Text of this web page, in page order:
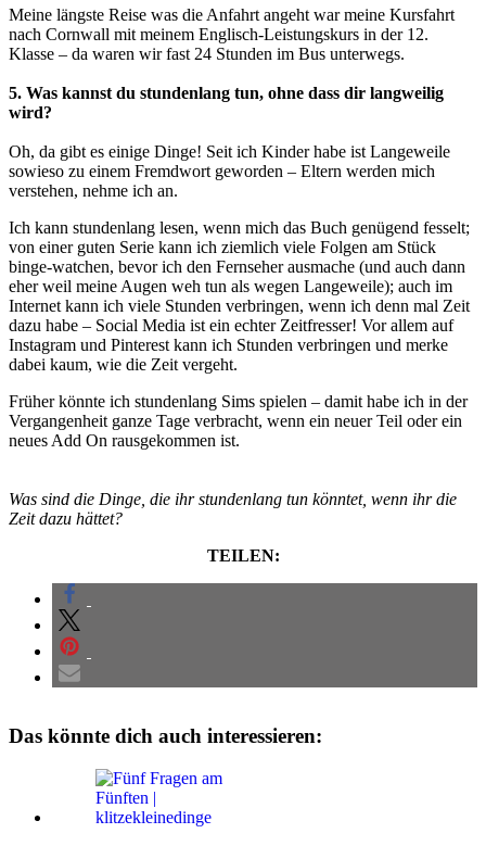
Meine längste Reise was die Anfahrt angeht war meine Kursfahrt
nach Cornwall mit meinem Englisch-Leistungskurs in der 12.
Klasse – da waren wir fast 24 Stunden im Bus unterwegs.
5. Was kannst du stundenlang tun, ohne dass dir langweilig
wird?
Oh, da gibt es einige Dinge! Seit ich Kinder habe ist Langeweile
sowieso zu einem Fremdwort geworden – Eltern werden mich
verstehen, nehme ich an.
Ich kann stundenlang lesen, wenn mich das Buch genügend fesselt;
von einer guten Serie kann ich ziemlich viele Folgen am Stück
binge-watchen, bevor ich den Fernseher ausmache (und auch dann
eher weil meine Augen weh tun als wegen Langeweile); auch im
Internet kann ich viele Stunden verbringen, wenn ich denn mal Zeit
dazu habe – Social Media ist ein echter Zeitfresser! Vor allem auf
Instagram und Pinterest kann ich Stunden verbringen und merke
dabei kaum, wie die Zeit vergeht.
Früher könnte ich stundenlang Sims spielen – damit habe ich in der
Vergangenheit ganze Tage verbracht, wenn ein neuer Teil oder ein
neues Add On rausgekommen ist.
Was sind die Dinge, die ihr stundenlang tun könntet, wenn ihr die
Zeit dazu hättet?
TEILEN:
Das könnte dich auch interessieren: